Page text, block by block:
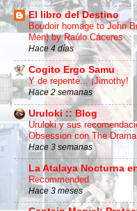
El libro del Destino
Boudoir homage to John
Men) by Raúlo Cáceres
Hace 4 días
Cogito Ergo Samu
Y de repente... ¡Jimothy!
Hace 2 semanas
Uruloki :: Blog
Uruloki y sus
Obsession con The
Hace 3 semanas
La Atalaya Nocturna
Recommended
Hace 3 meses